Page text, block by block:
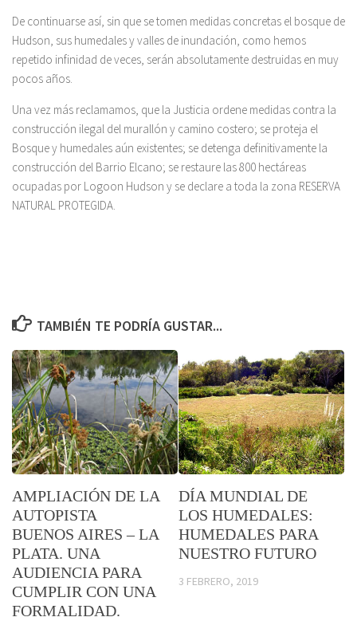
De continuarse así, sin que se tomen medidas concretas el bosque de
Hudson, sus humedales y valles de inundación, como hemos
repetido infinidad de veces, serán absolutamente destruidas en muy
pocos años.
Una vez más reclamamos, que la Justicia ordene medidas contra la
construcción ilegal del murallón y camino costero; se proteja el
Bosque y humedales aún existentes; se detenga definitivamente la
construcción del Barrio Elcano; se restaure las 800 hectáreas
ocupadas por Logoon Hudson y se declare a toda la zona RESERVA
NATURAL PROTEGIDA.
TAMBIÉN TE PODRÍA GUSTAR...
AMPLIACIÓN DE LA
AUTOPISTA
BUENOS AIRES – LA
PLATA. UNA
AUDIENCIA PARA
CUMPLIR CON UNA
FORMALIDAD.
DÍA MUNDIAL DE
LOS HUMEDALES:
HUMEDALES PARA
NUESTRO FUTURO
3 FEBRERO, 2019